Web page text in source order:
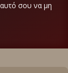
σου να μη